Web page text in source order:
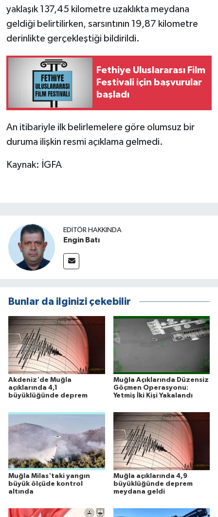
yaklaşık 137,45 kilometre uzaklıkta meydana
geldiği belirtilirken, sarsıntının 19,87 kilometre
derinlikte gerçekleştiği bildirildi.
Fethiye Uluslararası Film
Festivali için başvurular
başladı
An itibariyle ilk belirlemelere göre olumsuz bir
duruma ilişkin resmi açıklama gelmedi.
Kaynak: İGFA
EDITÖR HAKKINDA
Engin Batı
Bunlar da ilginizi çekebilir
Akdeniz'de Muğla
açıklarında 4,1
büyüklüğünde deprem
Muğla Açıklarında Düzensiz
Göçmen Operasyonu:
Yetmiş İki Kişi Yakalandı
Muğla Milas'taki yangın
büyük ölçüde kontrol
altında
Muğla açıklarında 4,9
büyüklüğünde deprem
meydana geldi